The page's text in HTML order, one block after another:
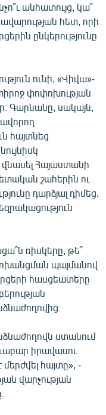
անհատույց, կա՞
հետ, որի
ընկերությունը
ունի, «Վիվա»-
փոփոխության
Գարնանը, սակայն,
հայտնեց
Հայաստանի
շահերին ու
դարձյալ դիմեց,
ռիսկերը, թե՞
պայմանով
հասցեատերը
ստանում
իրավասու
հայտը», -
վարչության